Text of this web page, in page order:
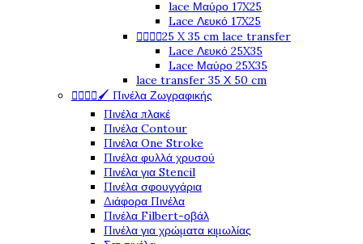
lace Μαύρο 17X25
Lace Λευκό 17X25
25 X 35 cm lace transfer
Lace Λευκό 25X35
Lace Μαύρο 25X35
lace transfer 35 Χ 50 cm
🖌️ Πινέλα Ζωγραφικής
Πινέλα πλακέ
Πινέλα Contour
Πινέλα One Stroke
Πινέλα φυλλά χρυσού
Πινέλα για Stencil
Πινέλα σφουγγάρια
Διάφορα Πινέλα
Πινέλα Filbert-οβάλ
Πινέλα για χρώματα κιμωλίας